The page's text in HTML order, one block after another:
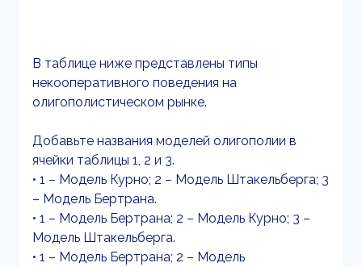
В таблице ниже представлены типы
некооперативного поведения на
олигополистическом рынке.
Добавьте названия моделей олигополии в
ячейки таблицы 1, 2 и 3.
• 1 – Модель Курно; 2 – Модель Штакельберга; 3
– Модель Бертрана.
• 1 – Модель Бертрана; 2 – Модель Курно; 3 –
Модель Штакельберга.
• 1 – Модель Бертрана; 2 – Модель